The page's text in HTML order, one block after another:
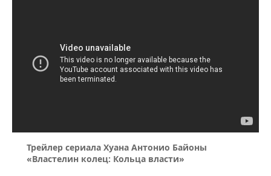
Трейлер сериала Хуана Антонио Байоны
«Властелин колец: Кольца власти»